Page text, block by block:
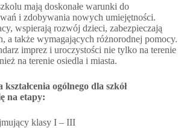
mają doskonałe warunki do
i zdobywania nowych umiejętności.
wspierają rozwój dzieci, zabezpieczają
a także wymagających różnorodnej pomocy.
imprez i uroczystości nie tylko na terenie
na terenie osiedla i miasta.
ogólnego dla szkół
na etapy:
klasy I – III